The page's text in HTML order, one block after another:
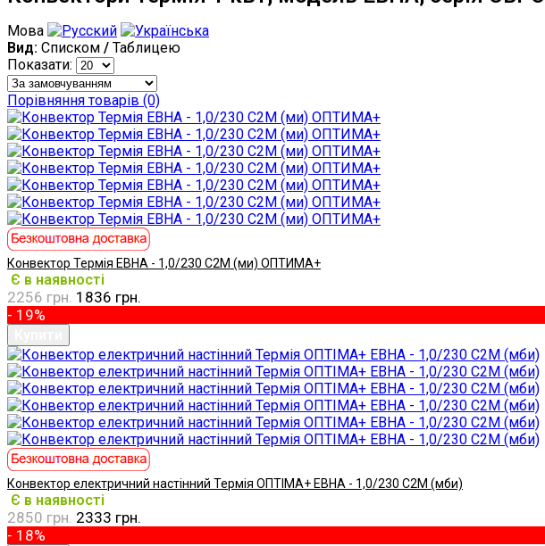
Мова
Вид: Списком / Таблицею
Показати:
Порівняння товарів (0)
Конвектор Термія ЕВНА - 1,0/230 С2М (ми) ОПТИМА+
Є в наявності
2256 грн. 1836 грн.
- 19%
Конвектор електричний настінний Термія ОПТІМА+ ЕВНА - 1,0/230 С2М (мби)
Є в наявності
2850 грн. 2333 грн.
- 18%